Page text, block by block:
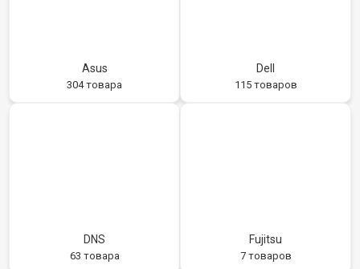
Asus
304 товара
Dell
115 товаров
DNS
63 товара
Fujitsu
7 товаров